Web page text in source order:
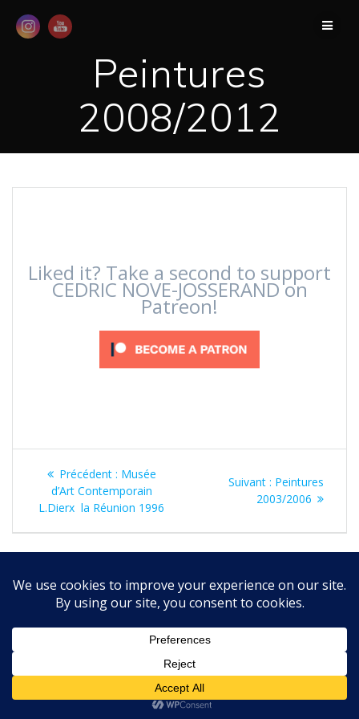
Peintures
2008/2012
Liked it? Take a second to support
CEDRIC NOVE-JOSSERAND on
Patreon!
Navigation
de
l’article
Précédent : Article
précédent
:
Musée
d’Art Contemporain
L.Dierx la Réunion 1996
Suivant : Article
suivant
Peintures
2003/2006
© 2026 . Construit avec WordPress et le